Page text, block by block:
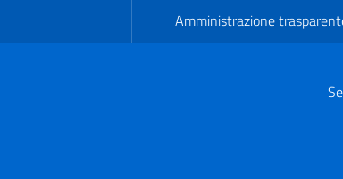
Amministrazione